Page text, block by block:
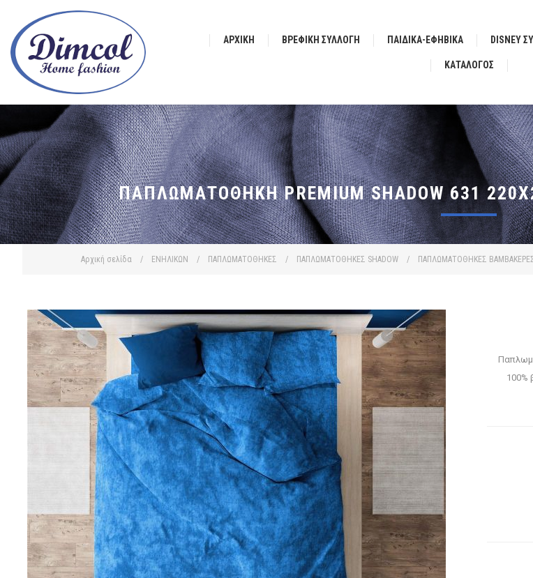
ΑΡΧΙΚΉ ΒΡΕΦΙΚΗ ΣΥΛΛΟΓΗ ΠΑΙΔΙΚΑ-ΕΦΗΒΙΚΑ DISNEY
ΚΑΤΆΛΟΓΟΣ
Αρχική σελίδα / ΕΝΗΛΙΚΩΝ / ΠΑΠΛΩΜΑΤΟΘΗΚΕΣ / ΠΑΠΛΩΜΑΤΟΘΗΚΕΣ SHADOW / ΠΑΠΛΩΜΑΤΟΘΗΚΕΣ ΒΑΜΒΑΚΕΡΕΣ
ΠΑΠΛΩΜΑΤΟΘΉΚΗ PREMIUM SHADOW 631
100%